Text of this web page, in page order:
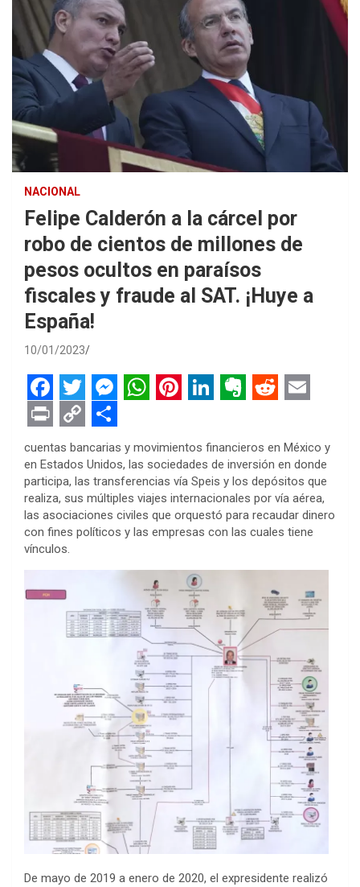
NACIONAL
Felipe Calderón a la cárcel por
robo de cientos de millones de
pesos ocultos en paraísos
fiscales y fraude al SAT. ¡Huye a
España!
10/01/2023
F
a
c
e
b
o
k
T
w
i
t
t
e
M
e
s
s
e
n
g
r
h
a
t
s
A
p
p
i
n
t
e
r
e
s
t
i
n
k
e
d
I
n
v
e
r
n
o
t
e
d
d
i
t
m
a
i
l
P
r
i
n
t
C
o
p
y
L
n
k
S
h
a
r
e
cuentas bancarias y movimientos financieros en México y
en Estados Unidos, las sociedades de inversión en donde
participa, las transferencias vía Speis y los depósitos que
realiza, sus múltiples viajes internacionales por vía aérea,
las asociaciones civiles que orquestó para recaudar dinero
con fines políticos y las empresas con las cuales tiene
vínculos.
De mayo de 2019 a enero de 2020, el expresidente realizó